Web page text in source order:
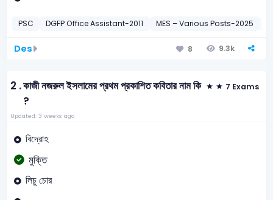
PSC DGFP Office Assistant-2011 MES – Various Posts-2025
Des 8 9.3k
2 .কাজী নজরুল ইসলামের প্রথম প্রকাশিত কবিতার নাম কি
?
7 Exams
Updated: 3 weeks ago
বিদ্রোহ
মুক্তি
লিচু চোর